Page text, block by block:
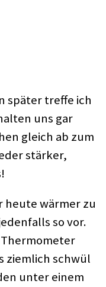
später treffe ich
uns gar
gleich ab zum
stärker,
heute wärmer zu
so vor.
Thermometer
ziemlich schwül
unter einem